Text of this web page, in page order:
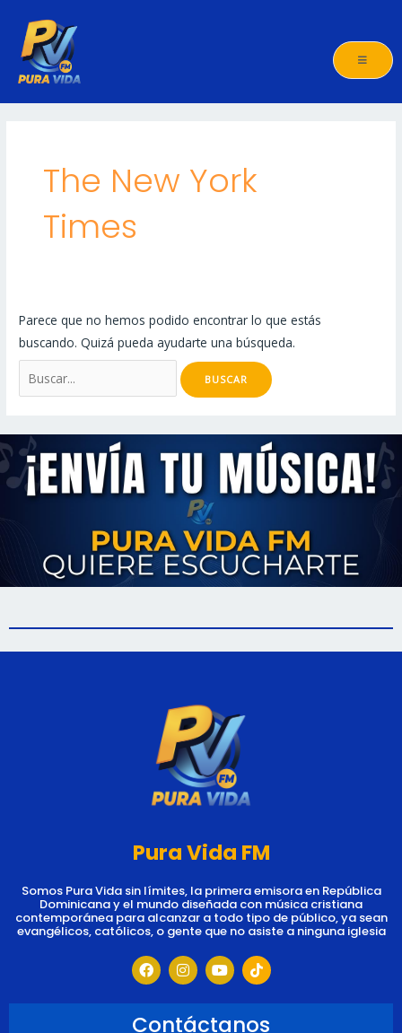
contenido
The New York
Times
Parece que no hemos podido encontrar lo que estás
buscando. Quizá pueda ayudarte una búsqueda.
Pura Vida FM
Somos Pura Vida sin límites, la primera emisora en República
Dominicana y el mundo diseñada con música cristiana
contemporánea para alcanzar a todo tipo de público, ya sean
evangélicos, católicos, o gente que no asiste a ninguna iglesia
F
a
c
e
b
I
n
s
t
a
Y
o
u
t
u
T
i
k
t
o
Contáctanos